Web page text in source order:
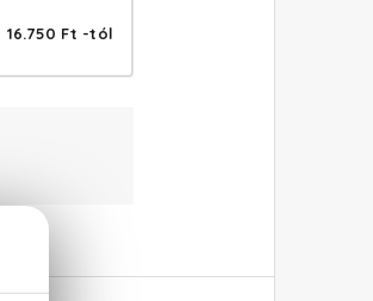
16.750 Ft -tól